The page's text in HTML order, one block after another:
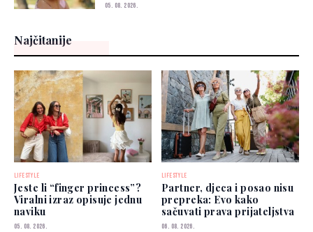
05. 08. 2026.
Najčitanije
LIFESTYLE
Jeste li “finger princess”?
Viralni izraz opisuje jednu
naviku
05. 08. 2026.
LIFESTYLE
Partner, djeca i posao nisu
prepreka: Evo kako
sačuvati prava prijateljstva
06. 08. 2026.